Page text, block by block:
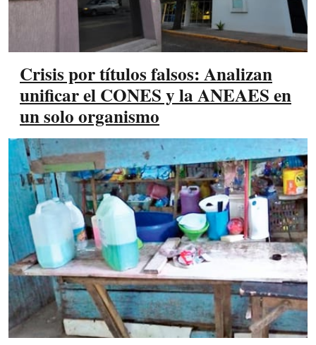
Crisis por títulos falsos: Analizan
unificar el CONES y la ANEAES en
un solo organismo